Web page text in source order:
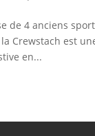
de 4 anciens
Crewstach est
en...